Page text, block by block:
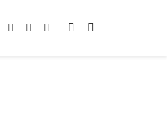
Facebook
X
Instagram